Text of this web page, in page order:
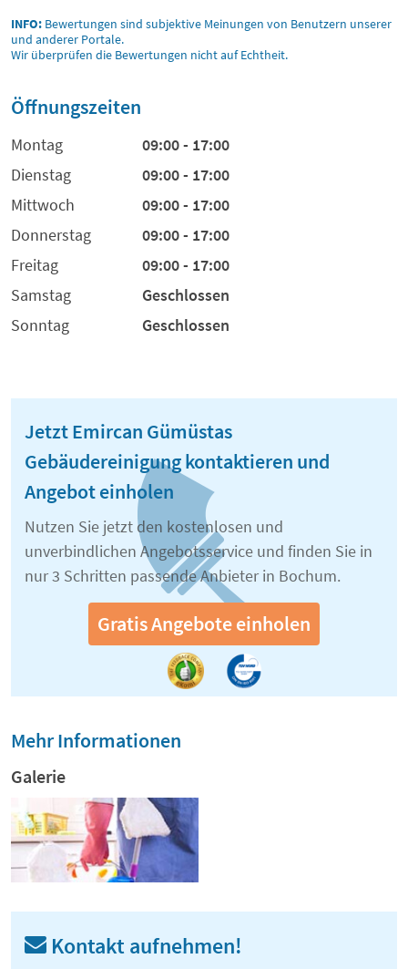
INFO: Bewertungen sind subjektive Meinungen von Benutzern unserer
und anderer Portale.
Wir überprüfen die Bewertungen nicht auf Echtheit.
Öffnungszeiten
Montag
09:00 - 17:00
Dienstag
09:00 - 17:00
Mittwoch
09:00 - 17:00
Donnerstag
09:00 - 17:00
Freitag
09:00 - 17:00
Samstag
Geschlossen
Sonntag
Geschlossen
Jetzt Emircan Gümüstas
Gebäudereinigung kontaktieren und
Angebot einholen
Nutzen Sie jetzt den kostenlosen und
unverbindlichen Angebotsservice und finden Sie in
nur 3 Schritten passende Anbieter in Bochum.
Gratis Angebote einholen
Mehr Informationen
Galerie
Kontakt aufnehmen!